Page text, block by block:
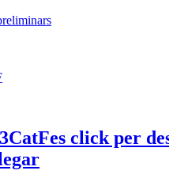
Fes click per